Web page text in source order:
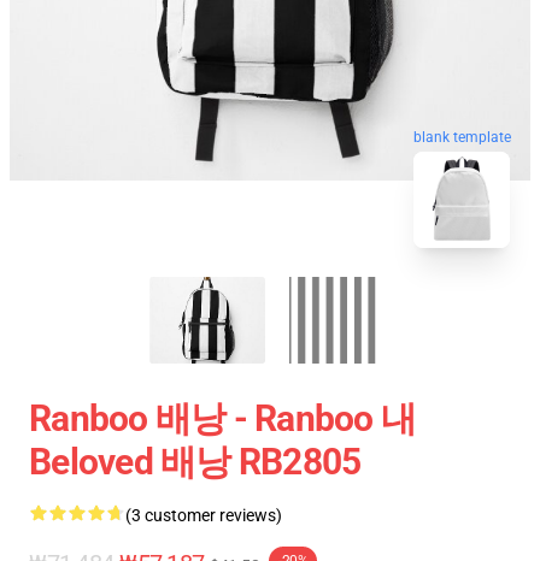
blank template
Ranboo 배낭 - Ranboo 내
Beloved 배낭 RB2805
(3 customer reviews)